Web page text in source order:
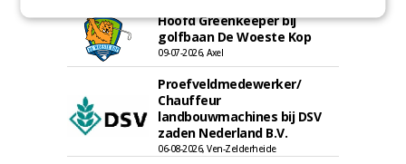
Hoofd Greenkeeper bij
golfbaan De Woeste Kop
09-07-2026, Axel
Proefveldmedewerker/
Chauffeur
landbouwmachines bij DSV
zaden Nederland B.V.
06-08-2026, Ven-Zelderheide